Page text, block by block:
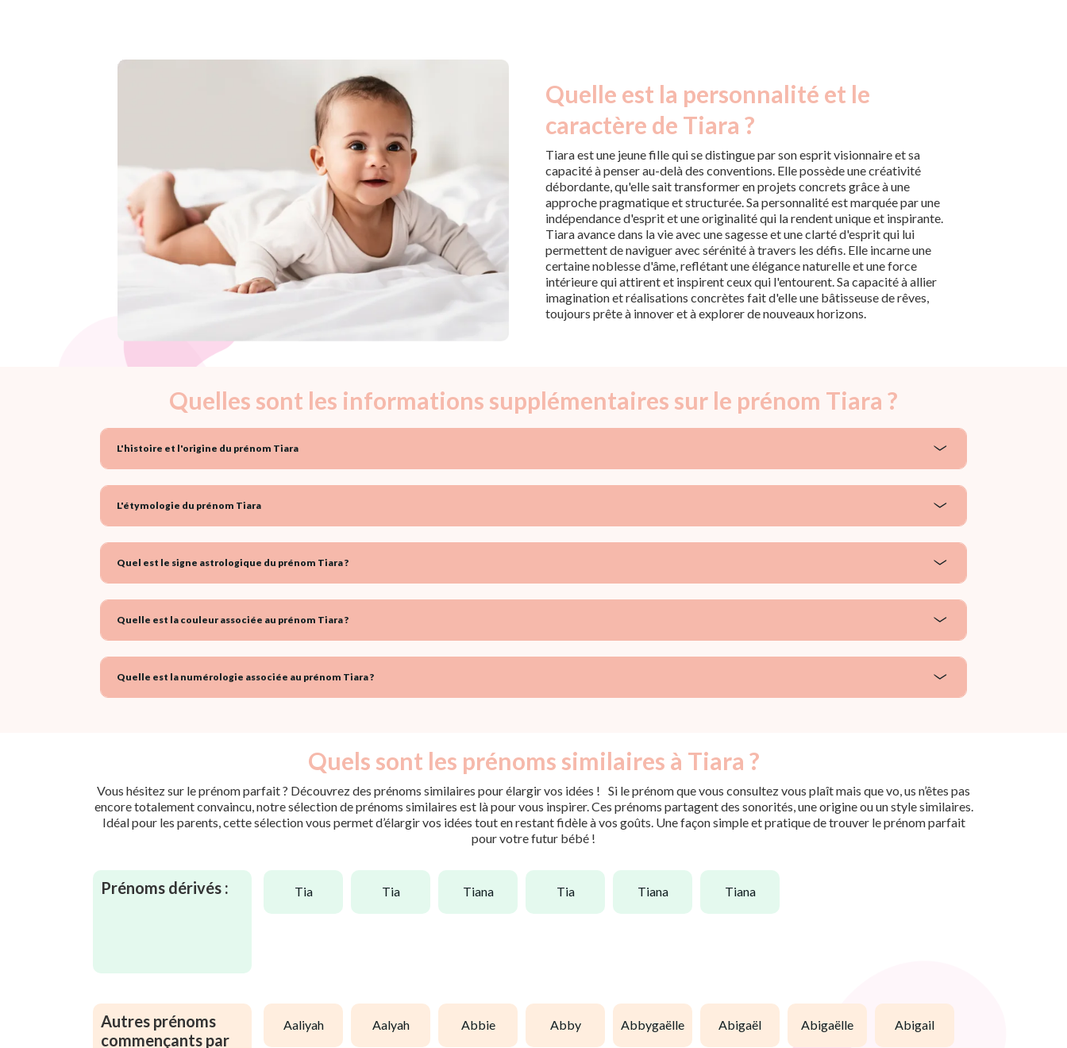
Quelle est la personnalité et le
caractère de Tiara ?
Tiara est une jeune fille qui se distingue par son esprit visionnaire et sa
capacité à penser au-delà des conventions. Elle possède une créativité
débordante, qu'elle sait transformer en projets concrets grâce à une
approche pragmatique et structurée. Sa personnalité est marquée par une
indépendance d'esprit et une originalité qui la rendent unique et inspirante.
Tiara avance dans la vie avec une sagesse et une clarté d'esprit qui lui
permettent de naviguer avec sérénité à travers les défis. Elle incarne une
certaine noblesse d'âme, reflétant une élégance naturelle et une force
intérieure qui attirent et inspirent ceux qui l'entourent. Sa capacité à allier
imagination et réalisations concrètes fait d'elle une bâtisseuse de rêves,
toujours prête à innover et à explorer de nouveaux horizons.
Quelles sont les informations supplémentaires sur le prénom Tiara ?
L'histoire et l'origine du prénom Tiara
L'étymologie du prénom Tiara
Quel est le signe astrologique du prénom Tiara ?
Quelle est la couleur associée au prénom Tiara ?
Quelle est la numérologie associée au prénom Tiara ?
Quels sont les prénoms similaires à Tiara ?
Vous hésitez sur le prénom parfait ? Découvrez des prénoms similaires pour élargir vos idées ! Si le prénom que vous consultez vous plaît mais que vo, us n’êtes pas
encore totalement convaincu, notre sélection de prénoms similaires est là pour vous inspirer. Ces prénoms partagent des sonorités, une origine ou un style similaires.
Idéal pour les parents, cette sélection vous permet d’élargir vos idées tout en restant fidèle à vos goûts. Une façon simple et pratique de trouver le prénom parfait
pour votre futur bébé !
Prénoms dérivés : tia tia tiana tia tiana tiana
Autres prénoms
commençants par
aaliyah aalyah abbie abby abbygaëlle abigaël abigaëlle abigail